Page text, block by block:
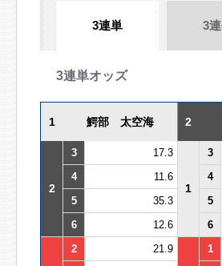
3連単 3
3連単オッズ
1 鰐部 太空海 2
2
3 17.3
1
3
4
11.6 4
5
35.3 5
6
12.6 6
2 21.9 1